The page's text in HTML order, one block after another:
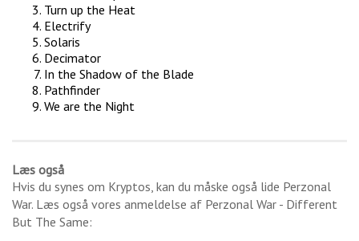
Turn up the Heat
Electrify
Solaris
Decimator
In the Shadow of the Blade
Pathfinder
We are the Night
Læs også
Hvis du synes om Kryptos, kan du måske også lide Perzonal
War. Læs også vores anmeldelse af Perzonal War - Different
But The Same: